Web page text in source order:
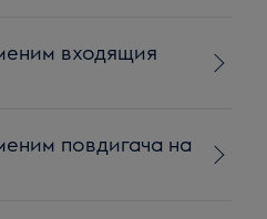
входящия
повдигача на